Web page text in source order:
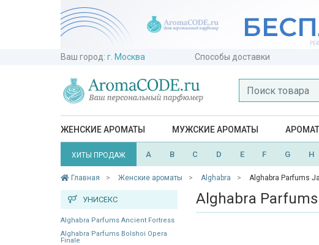
Ваш город: г. Москва Способы доставки
ЖЕНСКИЕ АРОМАТЫ МУЖСКИЕ АРОМАТЫ
ХИТЫ ПРОДАЖ A B C D E F G H
Главная Женские ароматы Alghabra Alghabra Parfums
УНИСЕКС
Alghabra Parfums Ancient Fortress
Alghabra Parfums Bolshoi Opera
Finale
Alghabra